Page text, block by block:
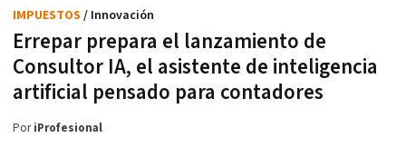
Errepar prepara el lanzamiento de
Consultor IA, el asistente de inteligencia
artificial pensado para contadores
IMPUESTOS / Innovación
PoriProfesional